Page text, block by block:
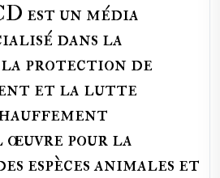
est un média
dans la
protection de
et la lutte
pour la
espèces animales et